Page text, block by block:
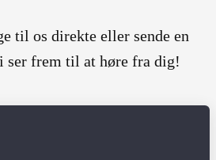
til os direkte eller sende en
ser frem til at høre fra dig!